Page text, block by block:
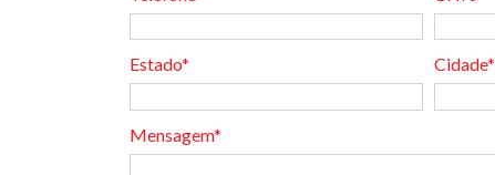
Estado* Cidade*
Mensagem*